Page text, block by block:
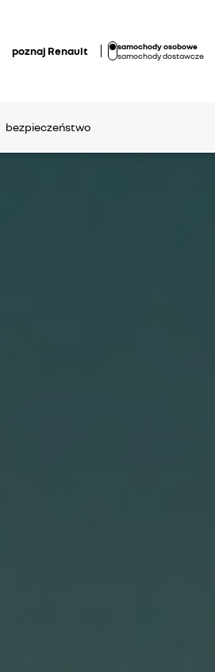
poznaj Renault
samochody osobowe
samochody dostawcze
bezpieczeństwo